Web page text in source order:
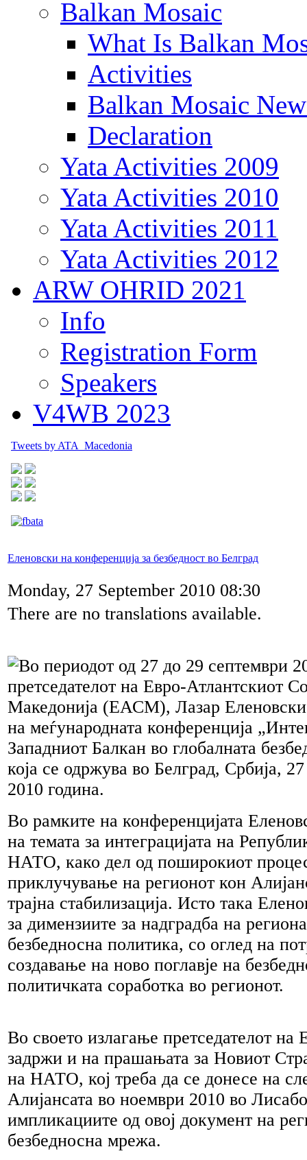
Balkan Mosaic
What Is Balkan
Activities
Balkan Mosaic
Declaration
Yata Activities 2009
Yata Activities 2010
Yata Activities 2011
Yata Activities 2012
ARW OHRID 2021
Info
Registration Form
Speakers
V4WB 2023
Tweets by ATA_Macedonia
Еленовски на конференција за безбедност во Белград
Monday, 27 September 2010 08:30
There are no translations available.
Во периодот од 27 до 29 септември
претседателот на Евро-Атлантскиот
Македонија (ЕАСМ), Лазар
на меѓународната конференција
Западниот Балкан во глобалната
која се одржува во Белград, Србија,
2010 година.
Во рамките на конференцијата
на темата за интеграцијата на
НАТО, како дел од поширокиот
приклучување на регионот кон
трајна стабилизација. Исто така
за димензиите за надградба на
безбедносна политика, со оглед на
создавање на ново поглавје на
политичката соработка во регионот.
Во своето излагање претседателот
задржи и на прашањата за Новиот
на НАТО, кој треба да се донесе на
Алијансата во ноември 2010 во
импликациите од овој документ на
безбедносна мрежа.